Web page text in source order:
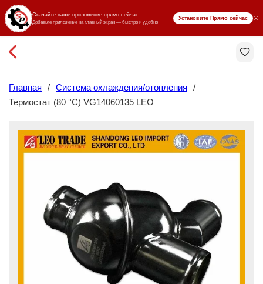
₸ KZT
Главная / Система охлаждения/отопления
/
Термостат (80 °C) VG14060135 LEO